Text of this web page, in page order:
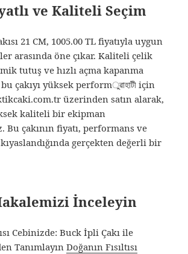
ve Kaliteli Seçim
21 CM, 1005.00 TL fiyatıyla uygun
arasında öne çıkar. Kaliteli çelik
tutuş ve hızlı açma kapanma
çakıyı yüksek performুৱাহাটী için
üzerinden satın alarak,
kaliteli bir ekipman
çakının fiyatı, performans ve
gerçekten değerli bir
İnceleyin
Cebinizde: Buck İpli Çakı ile
TanımlayınDoğanın Fısıltısı